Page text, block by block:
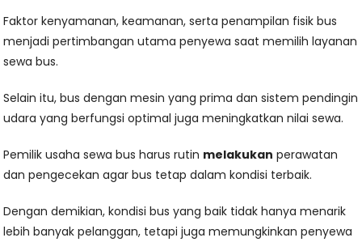
Faktor kenyamanan, keamanan, serta penampilan fisik bus
menjadi pertimbangan utama penyewa saat memilih layanan
sewa bus.
Selain itu, bus dengan mesin yang prima dan sistem pendingin
udara yang berfungsi optimal juga meningkatkan nilai sewa.
Pemilik usaha sewa bus harus rutin melakukan perawatan
dan pengecekan agar bus tetap dalam kondisi terbaik.
Dengan demikian, kondisi bus yang baik tidak hanya menarik
lebih banyak pelanggan, tetapi juga memungkinkan penyewa